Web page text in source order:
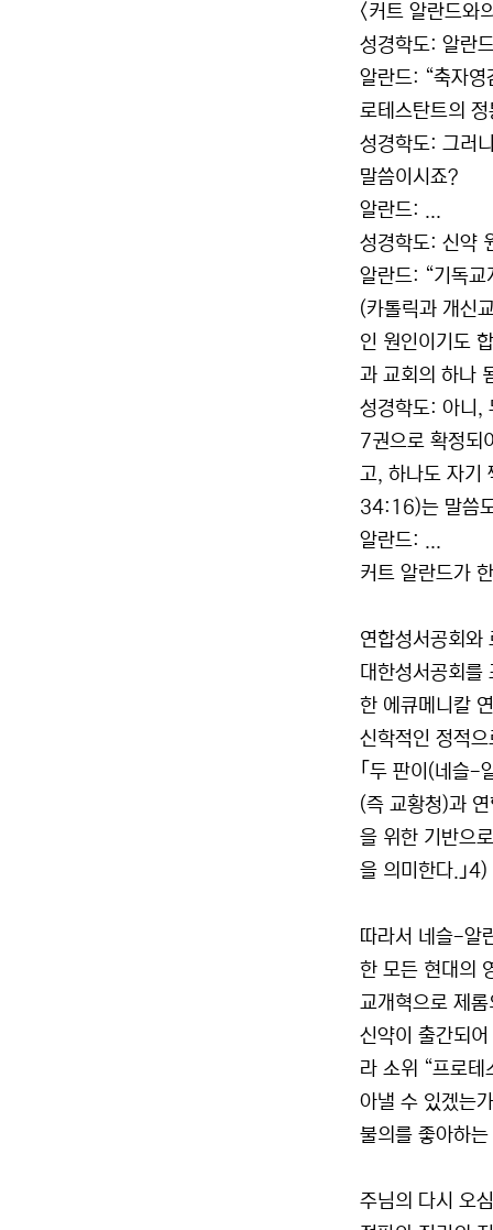
<커트 알란드와
성경학도: 알란
알란드: “축자영
로테스탄트의
성경학도: 그러
말씀이시죠?
알란드: ...
성경학도: 신약
알란드: “기독교
(카톨릭과 개신
인 원인이기도
과 교회의 하나
성경학도: 아니,
7권으로 확정되
고, 하나도 자기
34:16)는 말씀
알란드: ...
커트 알란드가
연합성서공회와
대한성서공회를
한 에큐메니칼
신학적인 정적
｢두 판이(네슬-
(즉 교황청)과
을 위한 기반으
을 의미한다.｣4)
따라서 네슬-알
한 모든 현대의
교개혁으로 제
신약이 출간되
라 소위 “프로
아낼 수 있겠는
불의를 좋아하
주님의 다시 오